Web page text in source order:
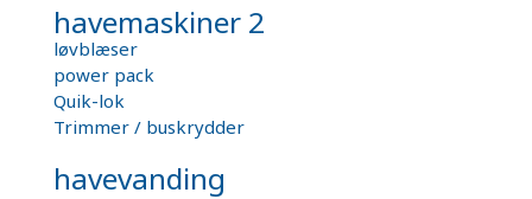
havemaskiner 2
løvblæser
power pack
Quik-lok
Trimmer / buskrydder
havevanding